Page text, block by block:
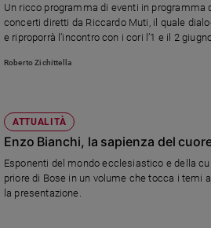
Chiesa
e
Devozione
e
fede
Parola
del
Un ricco programma di eventi in programma
concerti diretti da Riccardo Muti, il quale
e riproporrà l’incontro con i cori l’1 e il 2
Roberto Zichittella
ATTUALITÀ
Enzo Bianchi, la sapienza del
Esponenti del mondo ecclesiastico e della
priore di Bose in un volume che tocca i temi
la presentazione.